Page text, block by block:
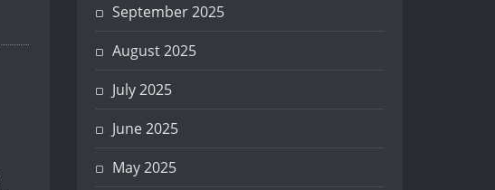
September 2025
August 2025
July 2025
June 2025
May 2025